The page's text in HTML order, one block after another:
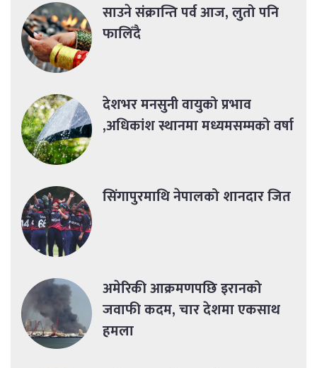
साउने संक्रान्ति पर्व आज, लुतो पनि
फालिँदै
देशभर मनसुनी वायुको प्रभाव
,अधिकांश स्थानमा मध्यमसम्मको वर्षा
सिंगापुरमाथि नेपालको शानदार जित
अमेरिकी आक्रमणपछि इरानको
जवाफी कदम, चार देशमा एकसाथ
हमला